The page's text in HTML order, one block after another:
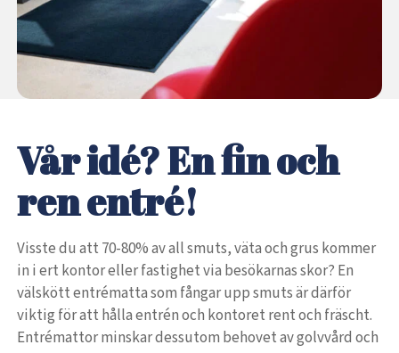
Vår idé? En fin och
ren entré!
Visste du att 70-80% av all smuts, väta och grus kommer
in i ert kontor eller fastighet via besökarnas skor? En
välskött entrématta som fångar upp smuts är därför
viktig för att hålla entrén och kontoret rent och fräscht.
Entrémattor minskar dessutom behovet av golvvård och